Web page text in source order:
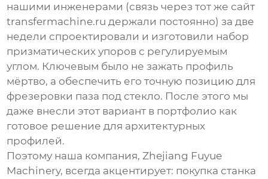
нашими инженерами (связь через тот же сайт
transfermachine.ru держали постоянно) за две
недели спроектировали и изготовили набор
призматических упоров с регулируемым
углом. Ключевым было не зажать профиль
мёртво, а обеспечить его точную позицию для
фрезеровки паза под стекло. После этого мы
даже внесли этот вариант в портфолио как
готовое решение для архитектурных
профилей.
Поэтому наша компания,Zhejiang Fuyue
Machinery, всегда акцентирует: покупка станка